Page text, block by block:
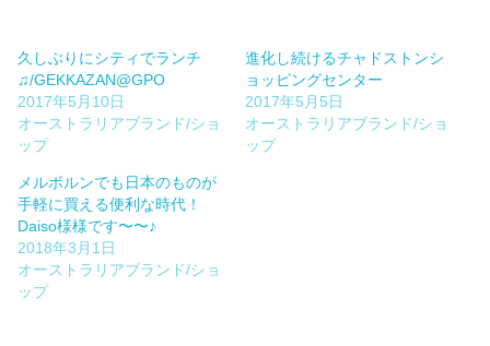
久しぶりにシティでランチ
♫/GEKKAZAN@GPO
2017年5月10日
オーストラリアブランド/ショ
ップ
進化し続けるチャドストンシ
ョッピングセンター
2017年5月5日
オーストラリアブランド/ショ
ップ
メルボルンでも日本のものが
手軽に買える便利な時代！
Daiso様様です〜〜♪
2018年3月1日
オーストラリアブランド/ショ
ップ